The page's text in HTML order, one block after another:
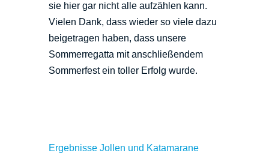
sie hier gar nicht alle aufzählen kann.
Vielen Dank, dass wieder so viele dazu
beigetragen haben, dass unsere
Sommerregatta mit anschließendem
Sommerfest ein toller Erfolg wurde.
Ergebnisse Jollen und Katamarane